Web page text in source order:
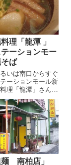
理「龍潭 」
ーションモー
ば
いは南口からすぐ
ーションモール新
理「龍潭」さんに
。 柏駅西口付近
です。薄暮という
んで、よく見えま
ビールとともに
くわっちー盛
麺 南柏店」